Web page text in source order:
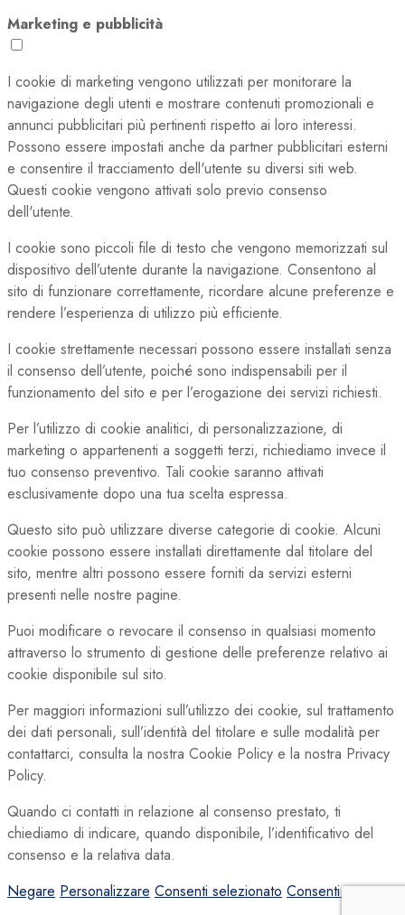
Marketing e pubblicità
I cookie di marketing vengono utilizzati per monitorare la
navigazione degli utenti e mostrare contenuti promozionali e
annunci pubblicitari più pertinenti rispetto ai loro interessi.
Possono essere impostati anche da partner pubblicitari esterni
e consentire il tracciamento dell'utente su diversi siti web.
Questi cookie vengono attivati solo previo consenso
dell'utente.
I cookie sono piccoli file di testo che vengono memorizzati sul
dispositivo dell’utente durante la navigazione. Consentono al
sito di funzionare correttamente, ricordare alcune preferenze e
rendere l’esperienza di utilizzo più efficiente.
I cookie strettamente necessari possono essere installati senza
il consenso dell’utente, poiché sono indispensabili per il
funzionamento del sito e per l’erogazione dei servizi richiesti.
Per l’utilizzo di cookie analitici, di personalizzazione, di
marketing o appartenenti a soggetti terzi, richiediamo invece il
tuo consenso preventivo. Tali cookie saranno attivati
esclusivamente dopo una tua scelta espressa.
Questo sito può utilizzare diverse categorie di cookie. Alcuni
cookie possono essere installati direttamente dal titolare del
sito, mentre altri possono essere forniti da servizi esterni
presenti nelle nostre pagine.
Puoi modificare o revocare il consenso in qualsiasi momento
attraverso lo strumento di gestione delle preferenze relativo ai
cookie disponibile sul sito.
Per maggiori informazioni sull’utilizzo dei cookie, sul trattamento
dei dati personali, sull’identità del titolare e sulle modalità per
contattarci, consulta la nostra Cookie Policy e la nostra Privacy
Policy.
Quando ci contatti in relazione al consenso prestato, ti
chiediamo di indicare, quando disponibile, l’identificativo del
consenso e la relativa data.
Negare Personalizzare Consenti selezionato Consenti tutto